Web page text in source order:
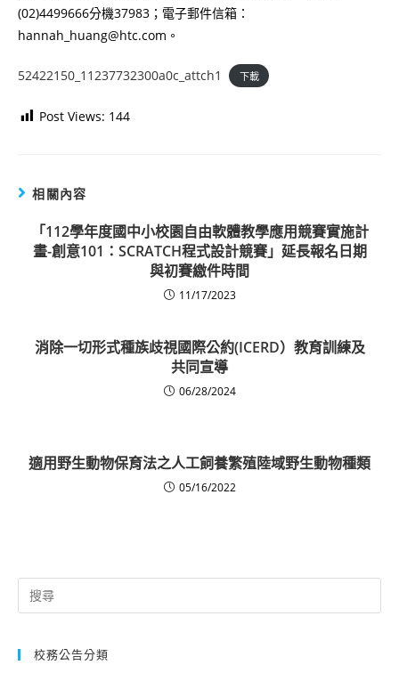
(02)4499666分機37983；電子郵件信箱：
hannah_huang@htc.com。
52422150_11237732300a0c_attch1 下載
Post Views: 144
相關內容
「112學年度國中小校園自由軟體教學應用競賽實施計
畫-創意101：SCRATCH程式設計競賽」延長報名日期
與初賽繳件時間
11/17/2023
消除一切形式種族歧視國際公約(ICERD）教育訓練及
共同宣導
06/28/2024
適用野生動物保育法之人工飼養繁殖陸域野生動物種類
05/16/2022
Search
for:
校務公告分類